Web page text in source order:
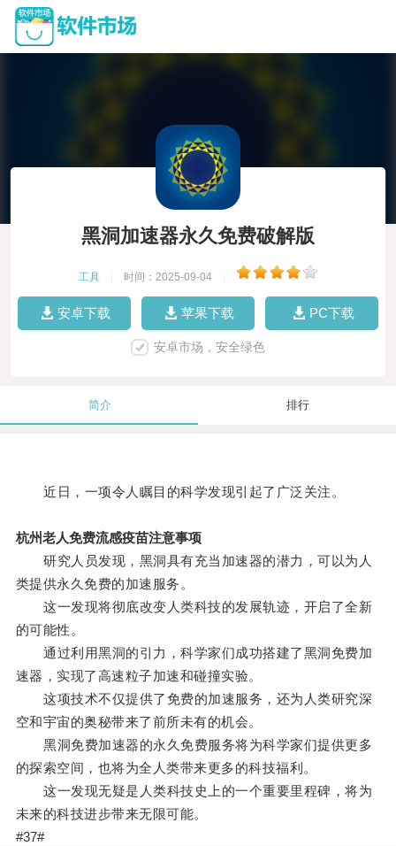
黑洞加速器永久免费破解版
工具 时间：2025-09-04
安卓下载 苹果下载 PC下载
安卓市场，安全绿色
简介 排行
近日，一项令人瞩目的科学发现引起了广泛关注。
杭州老人免费流感疫苗注意事项
研究人员发现，黑洞具有充当加速器的潜力，可以为人
类提供永久免费的加速服务。
这一发现将彻底改变人类科技的发展轨迹，开启了全新
的可能性。
通过利用黑洞的引力，科学家们成功搭建了黑洞免费加
速器，实现了高速粒子加速和碰撞实验。
这项技术不仅提供了免费的加速服务，还为人类研究深
空和宇宙的奥秘带来了前所未有的机会。
黑洞免费加速器的永久免费服务将为科学家们提供更多
的探索空间，也将为全人类带来更多的科技福利。
这一发现无疑是人类科技史上的一个重要里程碑，将为
未来的科技进步带来无限可能。
#37#